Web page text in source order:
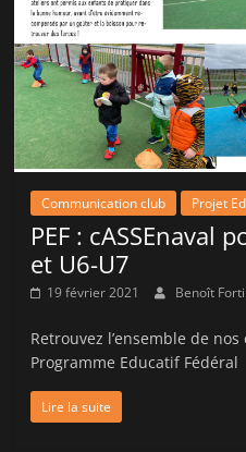
Communication club Projet
PEF : cASSEnaval
et U6-U7
19 février 2021 Benoît
Retrouvez l’ensemble de
Programme Educatif Fédéral
Lire la suite